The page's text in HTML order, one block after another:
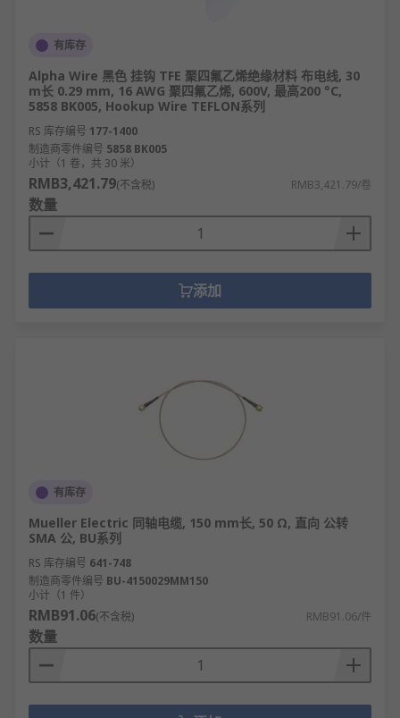
有库存
Alpha Wire 黑色 挂钩 TFE 聚四氟乙烯绝缘材料 布电线, 30
m长 0.29 mm, 16 AWG 聚四氟乙烯, 600V, 最高200 °C,
5858 BK005, Hookup Wire TEFLON系列
RS 库存编号 177-1400
制造商零件编号 5858 BK005
小计（1 卷，共 30 米）
RMB3,421.79(不含税) RMB3,421.79/卷
数量
添加
有库存
Mueller Electric 同轴电缆, 150 mm长, 50 Ω, 直向 公转
SMA 公, BU系列
RS 库存编号 641-748
制造商零件编号 BU-4150029MM150
小计（1 件）
RMB91.06(不含税) RMB91.06/件
数量